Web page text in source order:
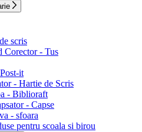
scris
- Tus
it
- Hartie de Scris
- Biblioraft
- Capse
- sfoara
pentru scoala si birou